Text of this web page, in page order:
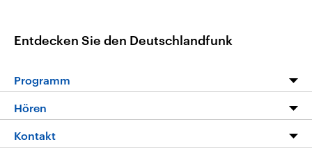
Entdecken Sie den Deutschlandfunk
Programm
Programm
Die Nachrichten
Hören
Livestream
Kontakt